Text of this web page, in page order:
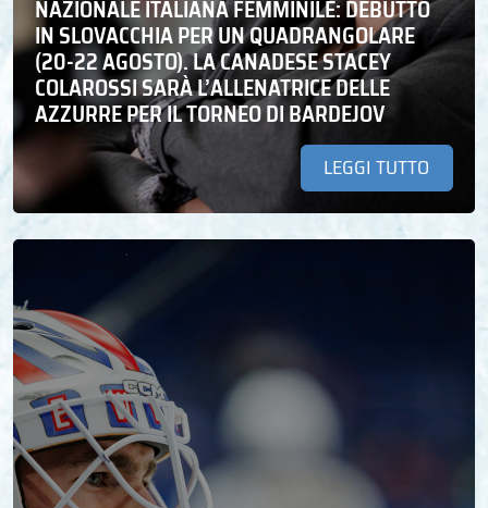
NAZIONALE ITALIANA FEMMINILE: DEBUTTO
IN SLOVACCHIA PER UN QUADRANGOLARE
(20-22 AGOSTO). LA CANADESE STACEY
COLAROSSI SARÀ L’ALLENATRICE DELLE
AZZURRE PER IL TORNEO DI BARDEJOV
LEGGI TUTTO